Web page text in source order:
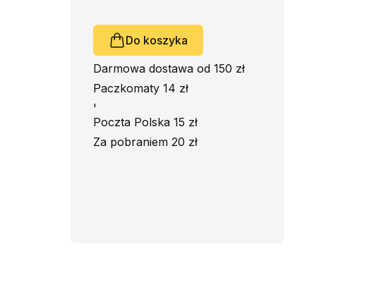
Do koszyka
Darmowa dostawa od 150 zł
Paczkomaty 14 zł
'
Poczta Polska 15 zł
Za pobraniem 20 zł